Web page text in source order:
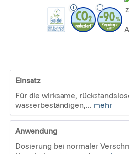
Einsatz
Für die wirksame,
wasserbeständigen,... mehr
Anwendung
Dosierung bei normaler